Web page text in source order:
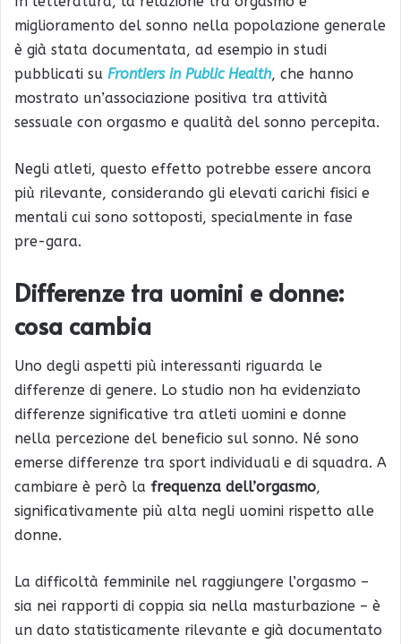
miglioramento del sonno nella popolazione generale
è già stata documentata, ad esempio in studi
pubblicati su Frontiers in Public Health, che hanno
mostrato un’associazione positiva tra attività
sessuale con orgasmo e qualità del sonno percepita.
Negli atleti, questo effetto potrebbe essere ancora
più rilevante, considerando gli elevati carichi fisici e
mentali cui sono sottoposti, specialmente in fase
pre-gara.
Differenze tra uomini e donne:
cosa cambia
Uno degli aspetti più interessanti riguarda le
differenze di genere. Lo studio non ha evidenziato
differenze significative tra atleti uomini e donne
nella percezione del beneficio sul sonno. Né sono
emerse differenze tra sport individuali e di squadra. A
cambiare è però la frequenza dell’orgasmo,
significativamente più alta negli uomini rispetto alle
donne.
La difficoltà femminile nel raggiungere l’orgasmo –
sia nei rapporti di coppia sia nella masturbazione – è
un dato statisticamente rilevante e già documentato